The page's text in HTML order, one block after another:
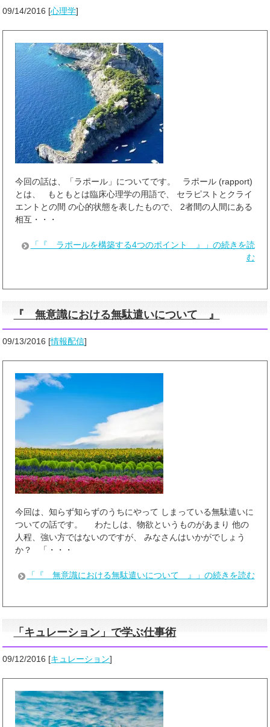
09/14/2016 [心理学]
今回の話は、「ラポール」についてです。 ラポール (rapport)
とは、 もともとは臨床心理学の用語で、 セラピストとクライ
エントとの間 の心的状態を表したもので、 2者間の人間にある
相互・・・
「『 ラポールを構築する4つのポイント 』」の続きを読
む
『 無意識における無駄遣いについて 』
09/13/2016 [情報配信]
今回は、知らず知らずのうちにやって しまっている無駄遣いに
ついての話です。 わたしは、物欲というものがあまり 他の
人程、強い方ではないのですが、 みなさんはいかがでしょう
か？ 「・・・
「『 無意識における無駄遣いについて 』」の続きを読む
「キュレーション」で学ぶ仕事術
09/12/2016 [キュレーション]